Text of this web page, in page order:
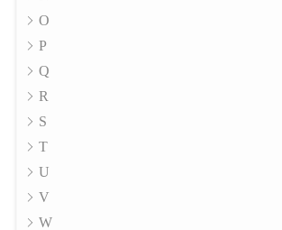
O
P
Q
R
S
T
U
V
W